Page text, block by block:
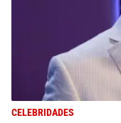
CELEBRIDADES